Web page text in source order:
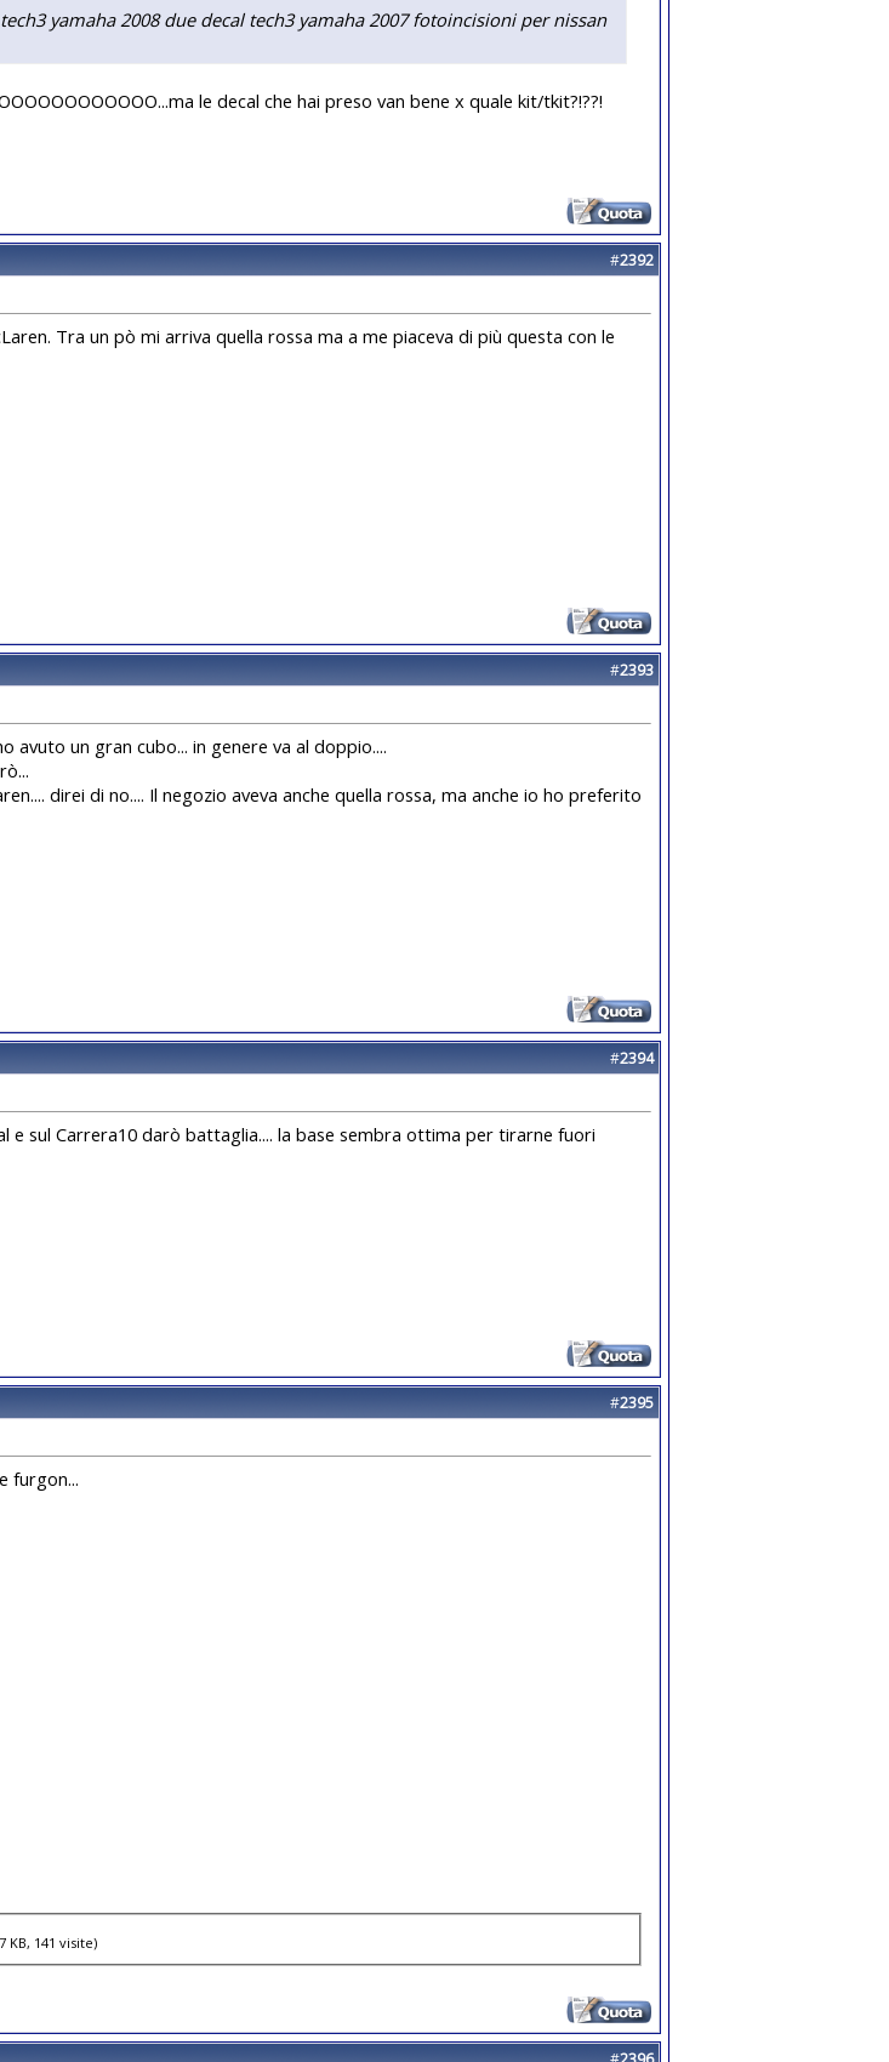
yamaha 2008 due decal tech3 yamaha 2007 fotoincisioni per nissan
le decal che hai preso van bene x quale kit/tkit?!??!
#2392
Tra un pò mi arriva quella rossa ma a me piaceva di più questa con le
#2393
avuto un gran cubo... in genere va al doppio....
direi di no.... Il negozio aveva anche quella rossa, ma anche io ho preferito
#2394
e sul Carrera10 darò battaglia.... la base sembra ottima per tirarne fuori
#2395
furgon...
KB, 141 visite)